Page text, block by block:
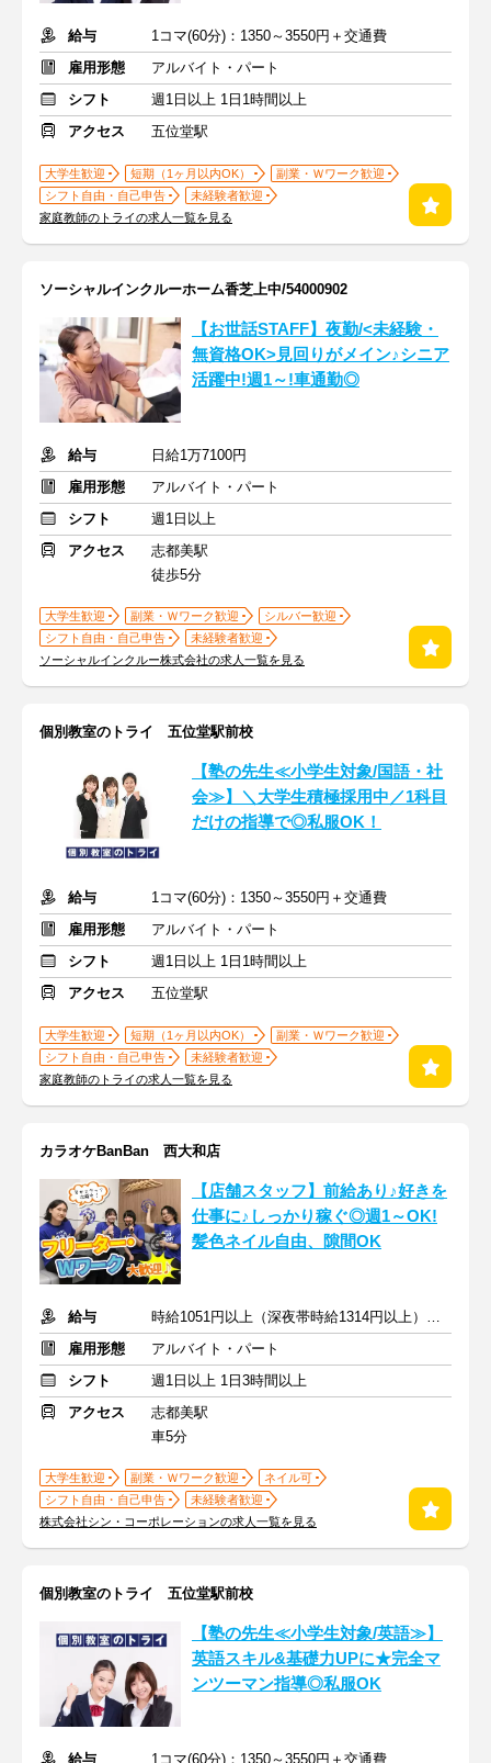
給与
1コマ(60分)：1350～3550円＋交通費
雇用形態
アルバイト・パート
シフト
週1日以上 1日1時間以上
アクセス
五位堂駅
大学生歓迎 短期（1ヶ月以内OK）
副業・Ｗワーク歓迎
シフト自由・自己申告
未経験者歓迎
家庭教師のトライの求人一覧を見る
ソーシャルインクルーホーム香芝上中/54000902
【お世話STAFF】夜勤/<未経験・
無資格OK>見回りがメイン♪シニア
活躍中!週1～!車通勤◎
給与
日給1万7100円
雇用形態
アルバイト・パート
シフト
週1日以上
アクセス
志都美駅
徒歩5分
大学生歓迎 副業・Ｗワーク歓迎
シルバー歓迎
シフト自由・自己申告
未経験者歓迎
ソーシャルインクルー株式会社の求人一覧を見る
個別教室のトライ 五位堂駅前校
【塾の先生≪小学生対象/国語・社
会≫】＼大学生積極採用中／1科目
だけの指導で◎私服OK！
給与
1コマ(60分)：1350～3550円＋交通費
雇用形態
アルバイト・パート
シフト
週1日以上 1日1時間以上
アクセス
五位堂駅
大学生歓迎 短期（1ヶ月以内OK）
副業・Ｗワーク歓迎
シフト自由・自己申告
未経験者歓迎
家庭教師のトライの求人一覧を見る
カラオケBanBan 西大和店
【店舗スタッフ】前給あり♪好きを
仕事に♪しっかり稼ぐ◎週1～OK!
髪色ネイル自由、隙間OK
給与
時給1051円以上（深夜帯時給1314円以上） ＋交通費支給
雇用形態
アルバイト・パート
シフト
週1日以上 1日3時間以上
アクセス
志都美駅
車5分
大学生歓迎 副業・Ｗワーク歓迎
ネイル可
シフト自由・自己申告
未経験者歓迎
株式会社シン・コーポレーションの求人一覧を見る
個別教室のトライ 五位堂駅前校
【塾の先生≪小学生対象/英語≫】
英語スキル&基礎力UPに★完全マ
ンツーマン指導◎私服OK
給与 1コマ(60分)：1350～3550円＋交通費